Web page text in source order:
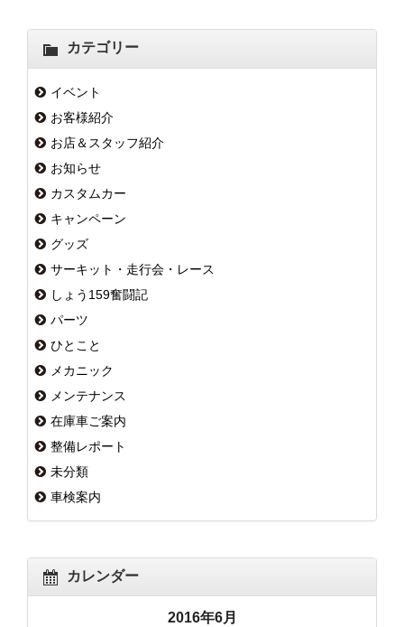
カテゴリー
イベント
お客様紹介
お店＆スタッフ紹介
お知らせ
カスタムカー
キャンペーン
グッズ
サーキット・走行会・レース
しょう159奮闘記
パーツ
ひとこと
メカニック
メンテナンス
在庫車ご案内
整備レポート
未分類
車検案内
カレンダー
2016年6月